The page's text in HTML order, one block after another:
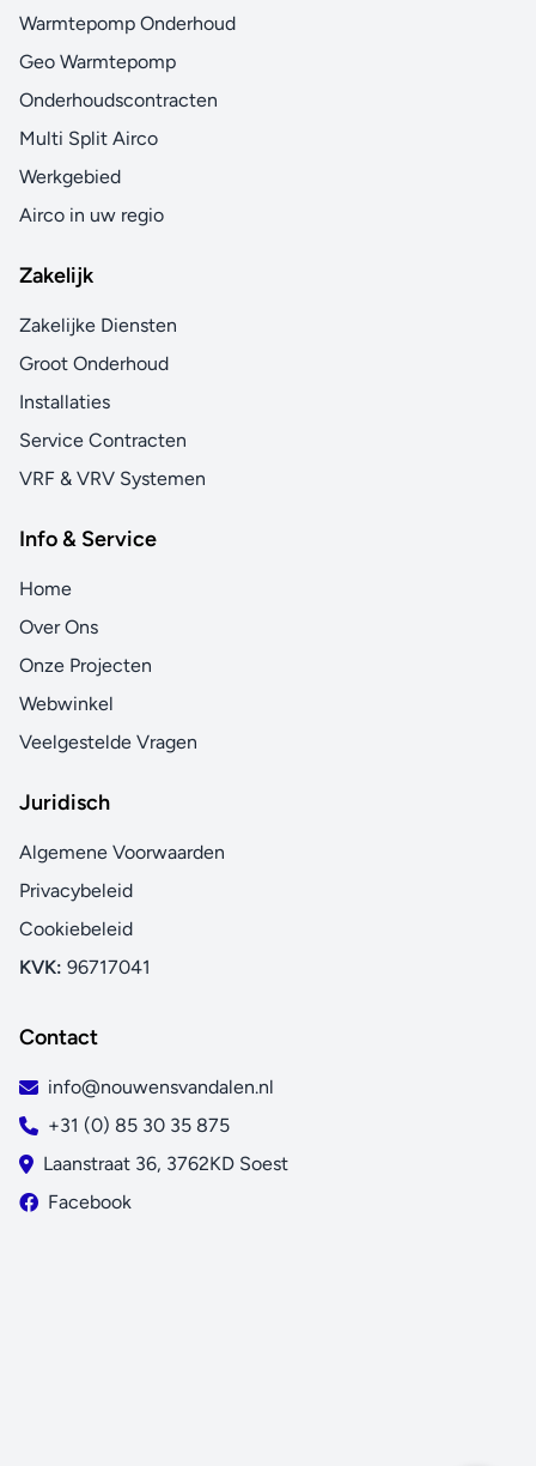
te garanderen.
Warmtepomp Onderhoud
Geo Warmtepomp
Onderhoudscontracten
Multi Split Airco
Werkgebied
Airco in uw regio
Zakelijk
Zakelijke Diensten
Groot Onderhoud
Installaties
Service Contracten
VRF & VRV Systemen
Info & Service
Home
Over Ons
Onze Projecten
Webwinkel
Veelgestelde Vragen
Juridisch
Algemene Voorwaarden
Privacybeleid
Cookiebeleid
KVK: 96717041
Contact
info@nouwensvandalen.nl
+31 (0) 85 30 35 875
Laanstraat 36, 3762KD Soest
Facebook